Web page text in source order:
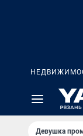
Девушка